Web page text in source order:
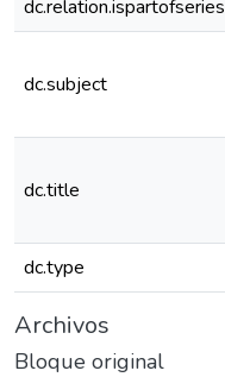
dc.relation.ispartofseries
dc.subject
dc.title
dc.type
Archivos
Bloque original